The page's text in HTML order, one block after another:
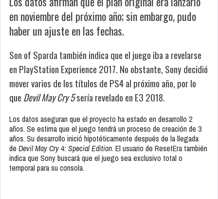
en noviembre del próximo año; sin embargo, pudo
haber un ajuste en las fechas.
Son of Sparda también indica que el juego iba a revelarse
en PlayStation Experience 2017. No obstante, Sony decidió
mover varios de los títulos de PS4 al próximo año, por lo
que Devil May Cry 5sería revelado en E3 2018.
Los datos aseguran que el proyecto ha estado en desarrollo 2
años. Se estima que el juego tendrá un proceso de creación de 3
años. Su desarrollo inició hipotéticamente después de la llegada
de Devil May Cry 4: Special Edition. El usuario de ResetEra también
indica que Sony buscará que el juego sea exclusivo total o
temporal para su consola.